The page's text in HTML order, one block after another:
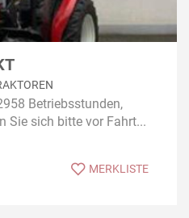
Betriebsstunden,
Sie sich bitte vor Fahrt...
MERKLISTE